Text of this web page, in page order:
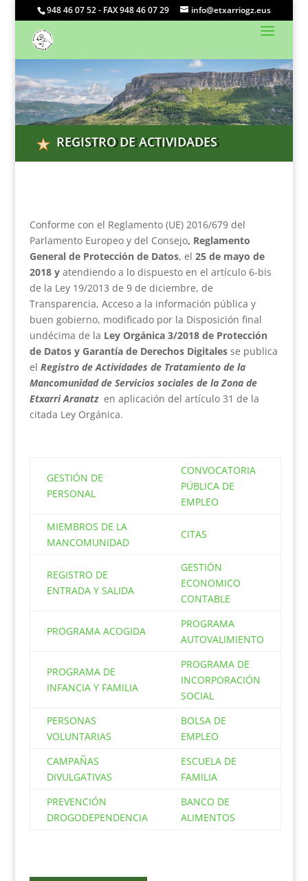
948 46 07 52 - FAX 948 46 07 29 info@etxarriogz.eus
REGISTRO DE ACTIVIDADES
Conforme con el Reglamento (UE) 2016/679 del
Parlamento Europeo y del Consejo, Reglamento
General de Protección de Datos, el 25 de mayo de
2018 y atendiendo a lo dispuesto en el artículo 6-bis
de la Ley 19/2013 de 9 de diciembre, de
Transparencia, Acceso a la información pública y
buen gobierno, modificado por la Disposición final
undécima de la Ley Orgánica 3/2018 de Protección
de Datos y Garantía de Derechos Digitalesse publica
el Registro de Actividades de Tratamiento de la
Mancomunidad de Servicios sociales de la Zona de
Etxarri Aranatzen aplicación del artículo 31 de la
citada Ley Orgánica.
GESTIÓN DE
PERSONAL
CONVOCATORIA
PÚBLICA DE
EMPLEO
MIEMBROS DE LA
MANCOMUNIDAD
CITAS
REGISTRO DE
ENTRADA Y SALIDA
GESTIÓN
ECONOMICO
CONTABLE
PROGRAMA ACOGIDA
PROGRAMA
AUTOVALIMIENTO
PROGRAMA DE
INFANCIA Y FAMILIA
PROGRAMA DE
INCORPORACIÓN
SOCIAL
PERSONAS
VOLUNTARIAS
BOLSA DE
EMPLEO
CAMPAÑAS
DIVULGATIVAS
ESCUELA DE
FAMILIA
PREVENCIÓN
DROGODEPENDENCIA
BANCO DE
ALIMENTOS